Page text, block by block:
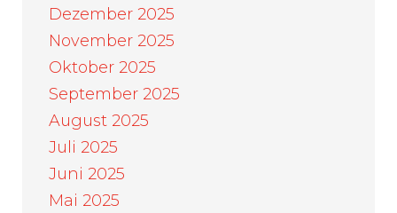
Dezember 2025
November 2025
Oktober 2025
September 2025
August 2025
Juli 2025
Juni 2025
Mai 2025